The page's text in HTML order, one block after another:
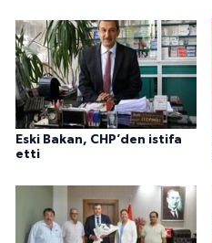
Eski Bakan, CHP’den istifa
etti